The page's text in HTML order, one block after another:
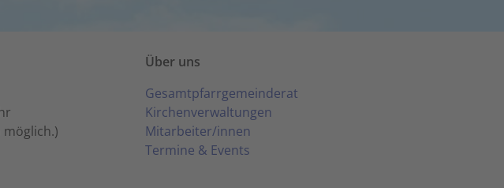
Über uns
Gesamtpfarrgemeinderat
Kirchenverwaltungen
Mitarbeiter/innen
Termine & Events